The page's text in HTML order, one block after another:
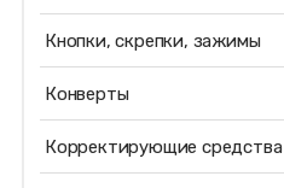
Кнопки, скрепки, зажимы
Конверты
Корректирующие средства